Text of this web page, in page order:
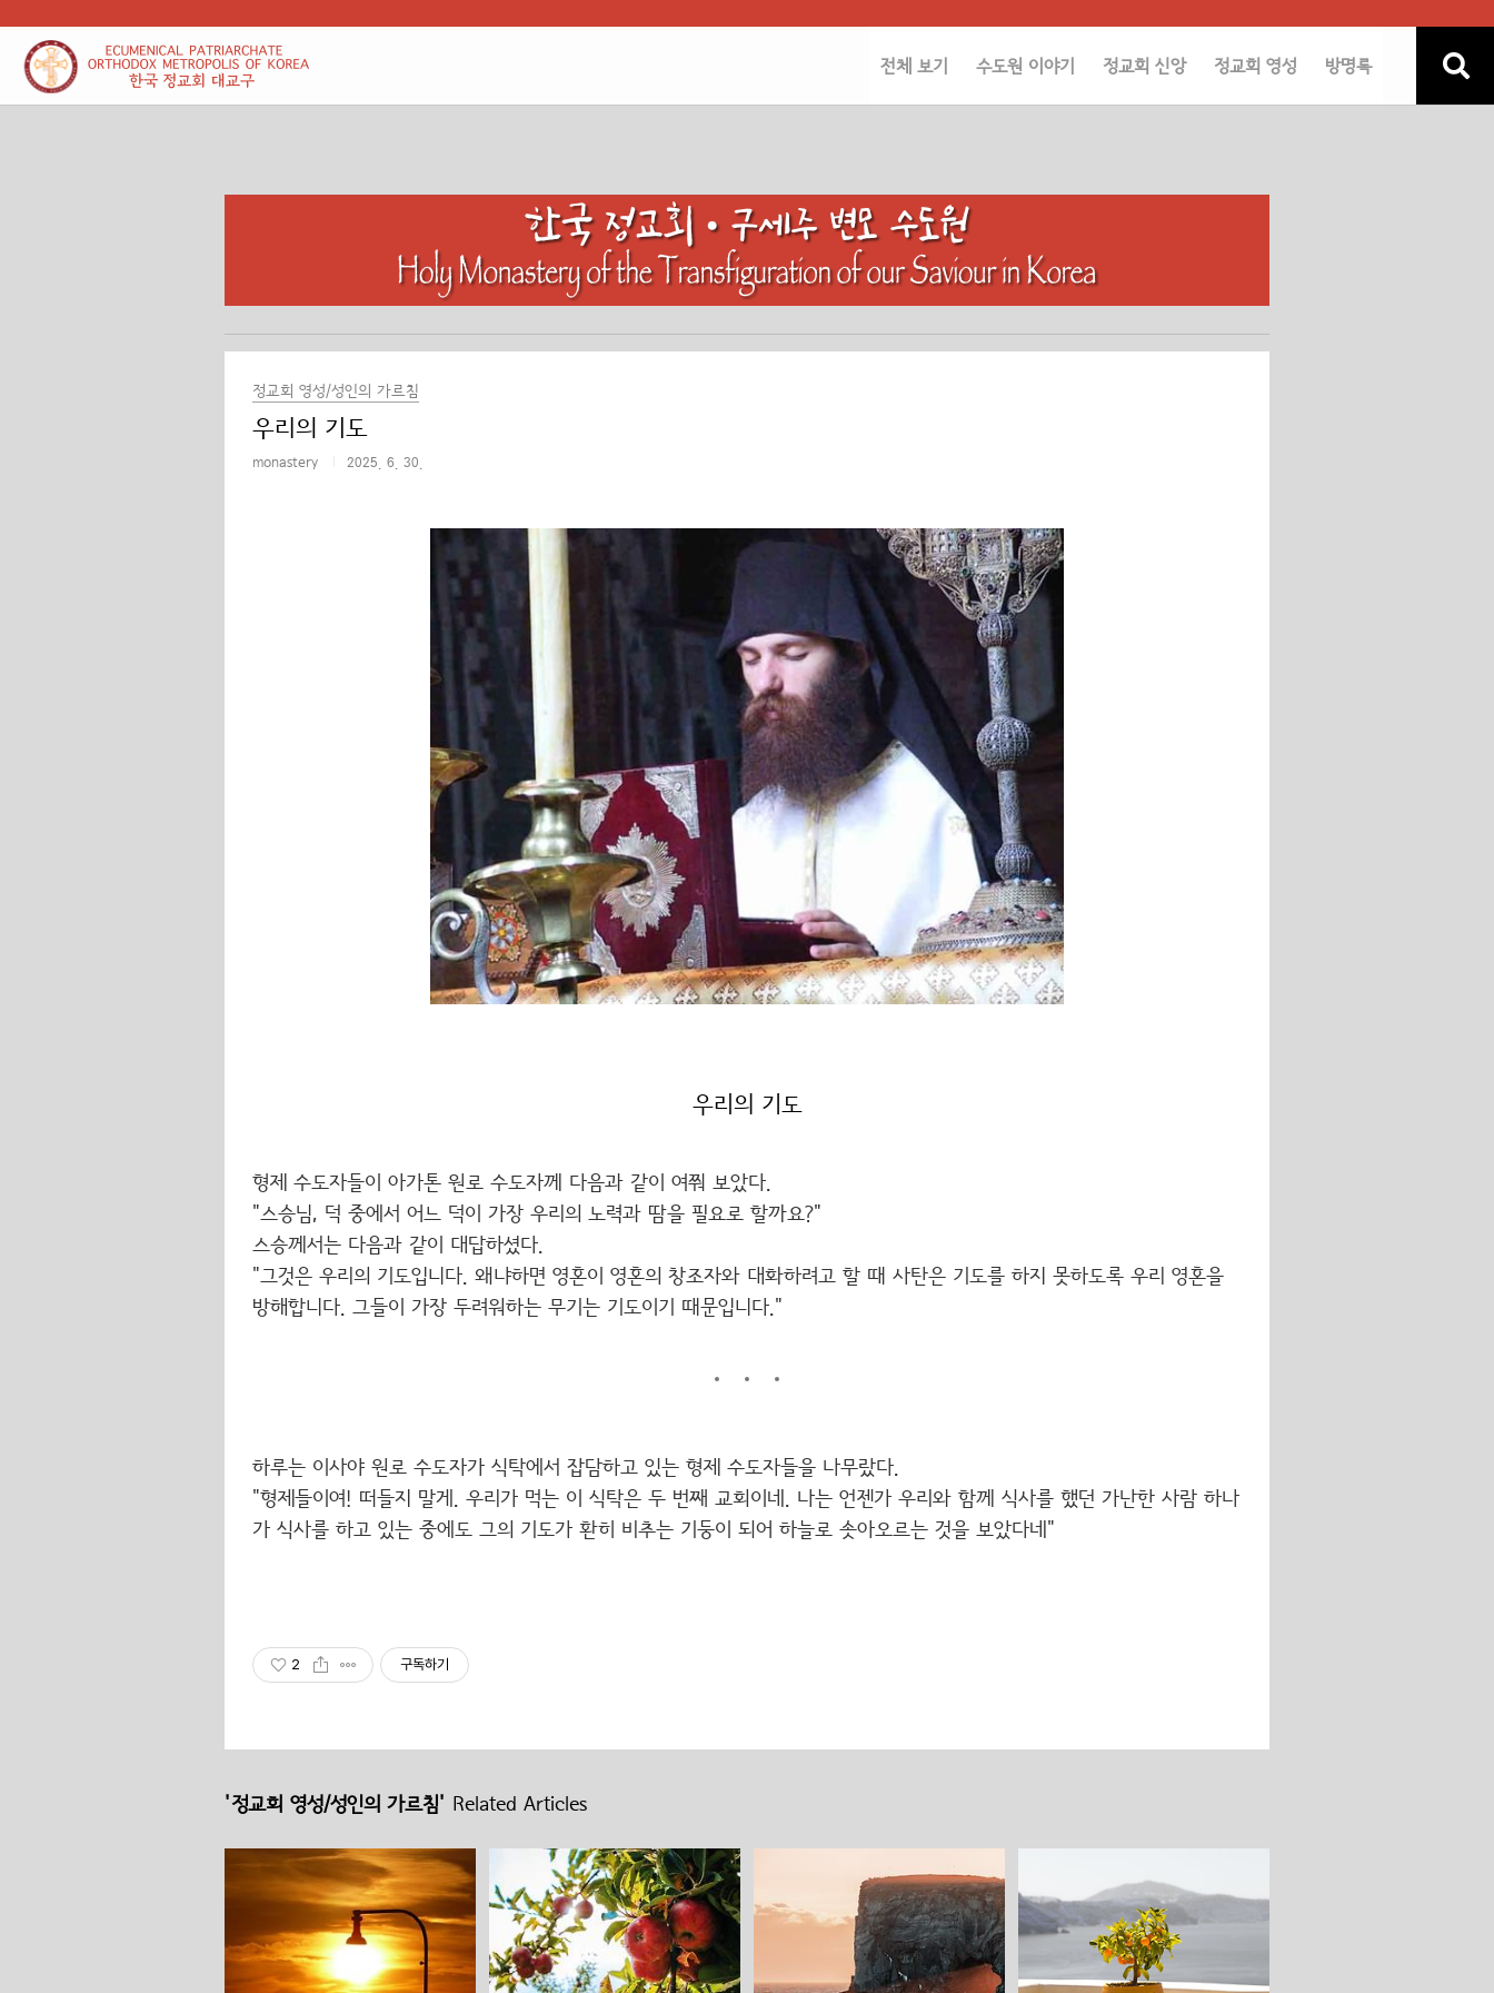
전체 보기 수도원 이야기 정교회 신앙 정교회 영성 방명록
정교회 영성/성인의 가르침
우리의 기도
monastery 2025. 6. 30.
우리의 기도
형제 수도자들이 아가톤 원로 수도자께 다음과 같이 여쭤 보았다.
"스승님, 덕 중에서 어느 덕이 가장 우리의 노력과 땀을 필요로 할까요?"
스승께서는 다음과 같이 대답하셨다.
"그것은 우리의 기도입니다. 왜냐하면 영혼이 영혼의 창조자와 대화하려고 할 때 사탄은 기도를 하지 못하도록 우리 영혼을
방해합니다. 그들이 가장 두려워하는 무기는 기도이기 때문입니다."
하루는 이사야 원로 수도자가 식탁에서 잡담하고 있는 형제 수도자들을 나무랐다.
"형제들이여! 떠들지 말게. 우리가 먹는 이 식탁은 두 번째 교회이네. 나는 언젠가 우리와 함께 식사를 했던 가난한 사람 하나
가 식사를 하고 있는 중에도 그의 기도가 환히 비추는 기둥이 되어 하늘로 솟아오르는 것을 보았다네"
2 구독하기
'정교회 영성/성인의 가르침' Related Articles